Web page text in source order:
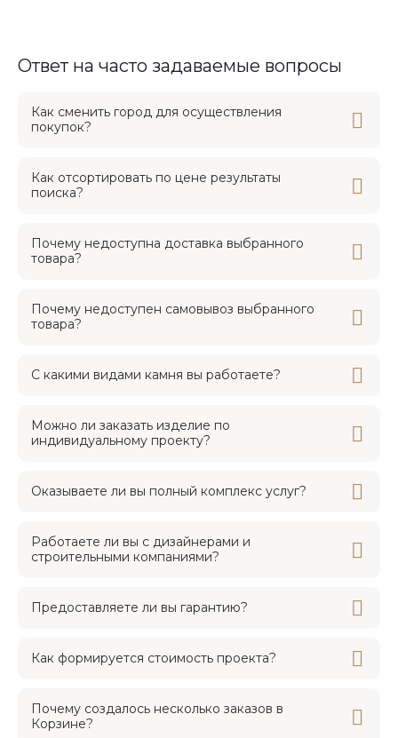
Ответ на часто задаваемые вопросы
Как сменить город для осуществления
покупок?
Как отсортировать по цене результаты
поиска?
Почему недоступна доставка выбранного
товара?
Почему недоступен самовывоз выбранного
товара?
С какими видами камня вы работаете?
Можно ли заказать изделие по
индивидуальному проекту?
Оказываете ли вы полный комплекс услуг?
Работаете ли вы с дизайнерами и
строительными компаниями?
Предоставляете ли вы гарантию?
Как формируется стоимость проекта?
Почему создалось несколько заказов в
Корзине?